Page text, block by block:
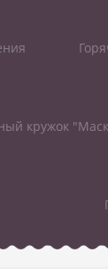
кружок